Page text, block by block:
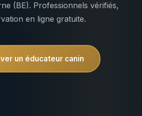
(BE). Professionnels vérifiés,
en ligne gratuite.
un éducateur canin